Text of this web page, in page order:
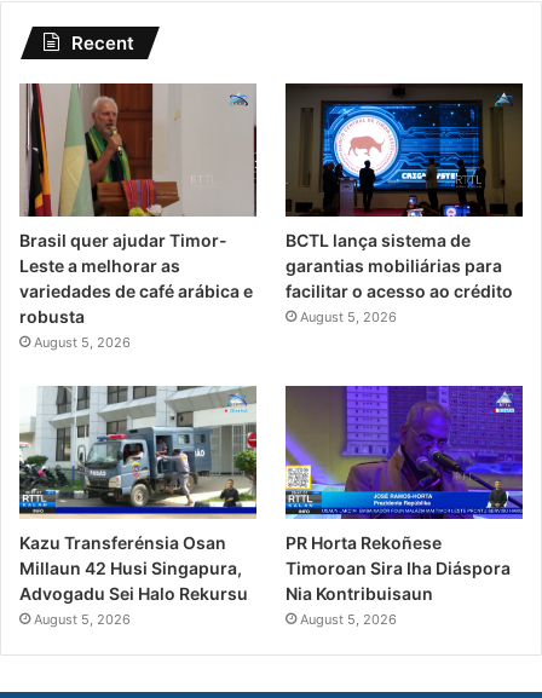
Recent
Brasil quer ajudar Timor-
Leste a melhorar as
variedades de café arábica e
robusta
August 5, 2026
BCTL lança sistema de
garantias mobiliárias para
facilitar o acesso ao crédito
August 5, 2026
Kazu Transferénsia Osan
Millaun 42 Husi Singapura,
Advogadu Sei Halo Rekursu
August 5, 2026
PR Horta Rekoñese
Timoroan Sira Iha Diáspora
Nia Kontribuisaun
August 5, 2026